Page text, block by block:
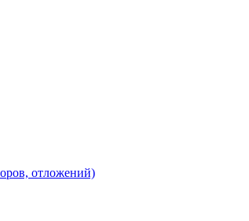
отложений)